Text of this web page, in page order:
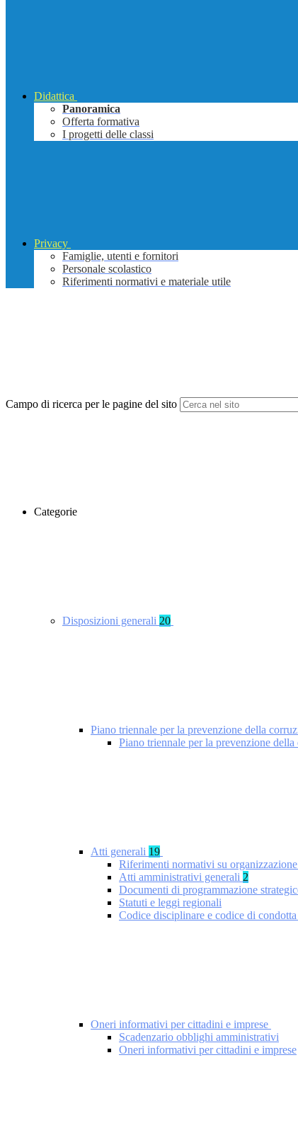
Didattica
Panoramica
Offerta formativa
I progetti delle classi
Privacy
Famiglie, utenti e fornitori
Personale scolastico
Riferimenti normativi e materiale utile
Campo di ricerca per le pagine del sito
Categorie
Disposizioni generali 20
Piano triennale per la prevenzione della
Piano triennale per la prevenzione
Atti generali 19
Riferimenti normativi su
Atti amministrativi generali 2
Documenti di programmazione
Statuti e leggi regionali
Codice disciplinare e codice di condotta
Oneri informativi per cittadini e imprese
Scadenzario obblighi amministrativi
Oneri informativi per cittadini e imprese